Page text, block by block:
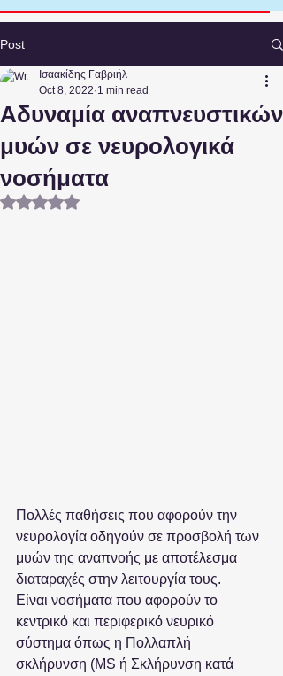
Post
Αδυναμία αναπνευστικών
μυών σε νευρολογικά
νοσήματα
Ισαακίδης Γαβριήλ
Oct 8, 2022 1 min read
Rated NaN out of 5 stars.
Πολλές παθήσεις που αφορούν την
νευρολογία οδηγούν σε προσβολή των
μυών της αναπνοής με αποτέλεσμα
διαταραχές στην λειτουργία τους.
Είναι νοσήματα που αφορούν το
κεντρικό και περιφερικό νευρικό
σύστημα όπως η Πολλαπλή
σκλήρυνση (MS ή Σκλήρυνση κατά